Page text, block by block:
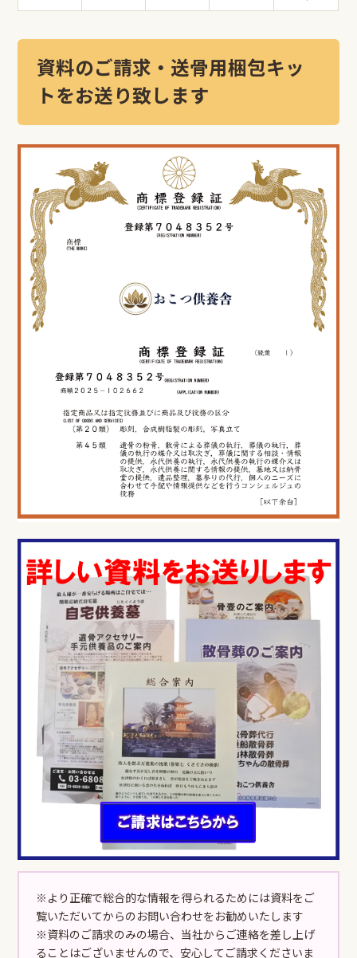
資料のご請求・送骨用梱包キッ
トをお送り致します
※より正確で総合的な情報を得られるためには資料をご
覧いただいてからのお問い合わせをお勧めいたします
※資料のご請求のみの場合、当社からご連絡を差し上げ
ることはございませんので、安心してご請求くださいま